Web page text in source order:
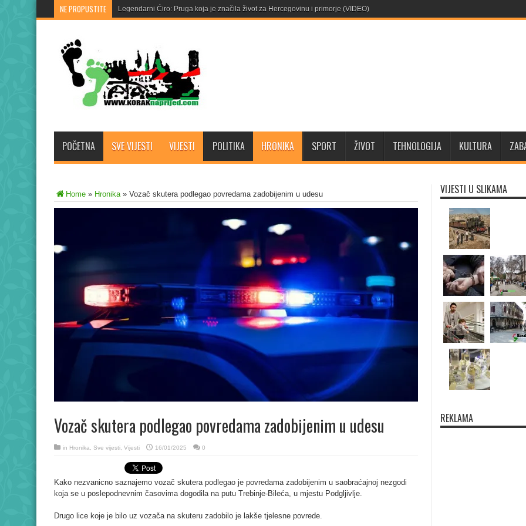
NE PROPUSTITE Osumnjičen za zloupotrebu službenog položaja u Gacku
POČETNA SVE VIJESTI VIJESTI POLITIKA HRONIKA SPORT ŽIVOT TEHNOLOGIJA KULTURA
Home » Hronika» Vozač skutera podlegao povredama zadobijenim u udesu
Vozač skutera podlegao povredama zadobijenim u udesu
in Hronika Sve vijesti Vijesti 16/01/2025 0
Kako nezvanicno saznajemo vozač skutera podlegao je povredama zadobijenim u saobraćajnoj nezgodi
koja se u poslepodnevnim časovima dogodila na putu Trebinje-Bileća, u mjestu Podgljivlje.
Drugo lice koje je bilo uz vozača na skuteru zadobilo je lakše tjelesne povrede.
VIJESTI U SLIKAMA
REKLAMA